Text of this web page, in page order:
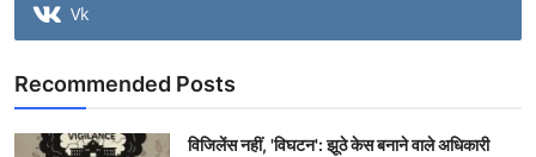
Vk
Recommended Posts
विजिलेंस नहीं, 'विघटन': झूठे केस बनाने वाले अधिकारी